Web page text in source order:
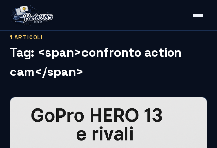
1 ARTICOLI
Tag: <span>confronto action
cam</span>